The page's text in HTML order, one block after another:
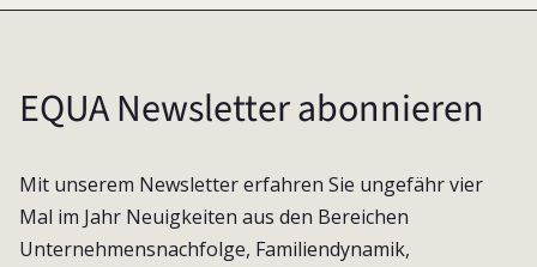
EQUA Newsletter abonnieren
Mit unserem Newsletter erfahren Sie ungefähr vier
Mal im Jahr Neuigkeiten aus den Bereichen
Unternehmensnachfolge, Familiendynamik,